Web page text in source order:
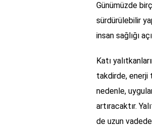
Günümüzde
sürdürülebilir
insan sağlığı
Katı
takdirde, enerji
nedenle,
artıracaktır.
de uzun